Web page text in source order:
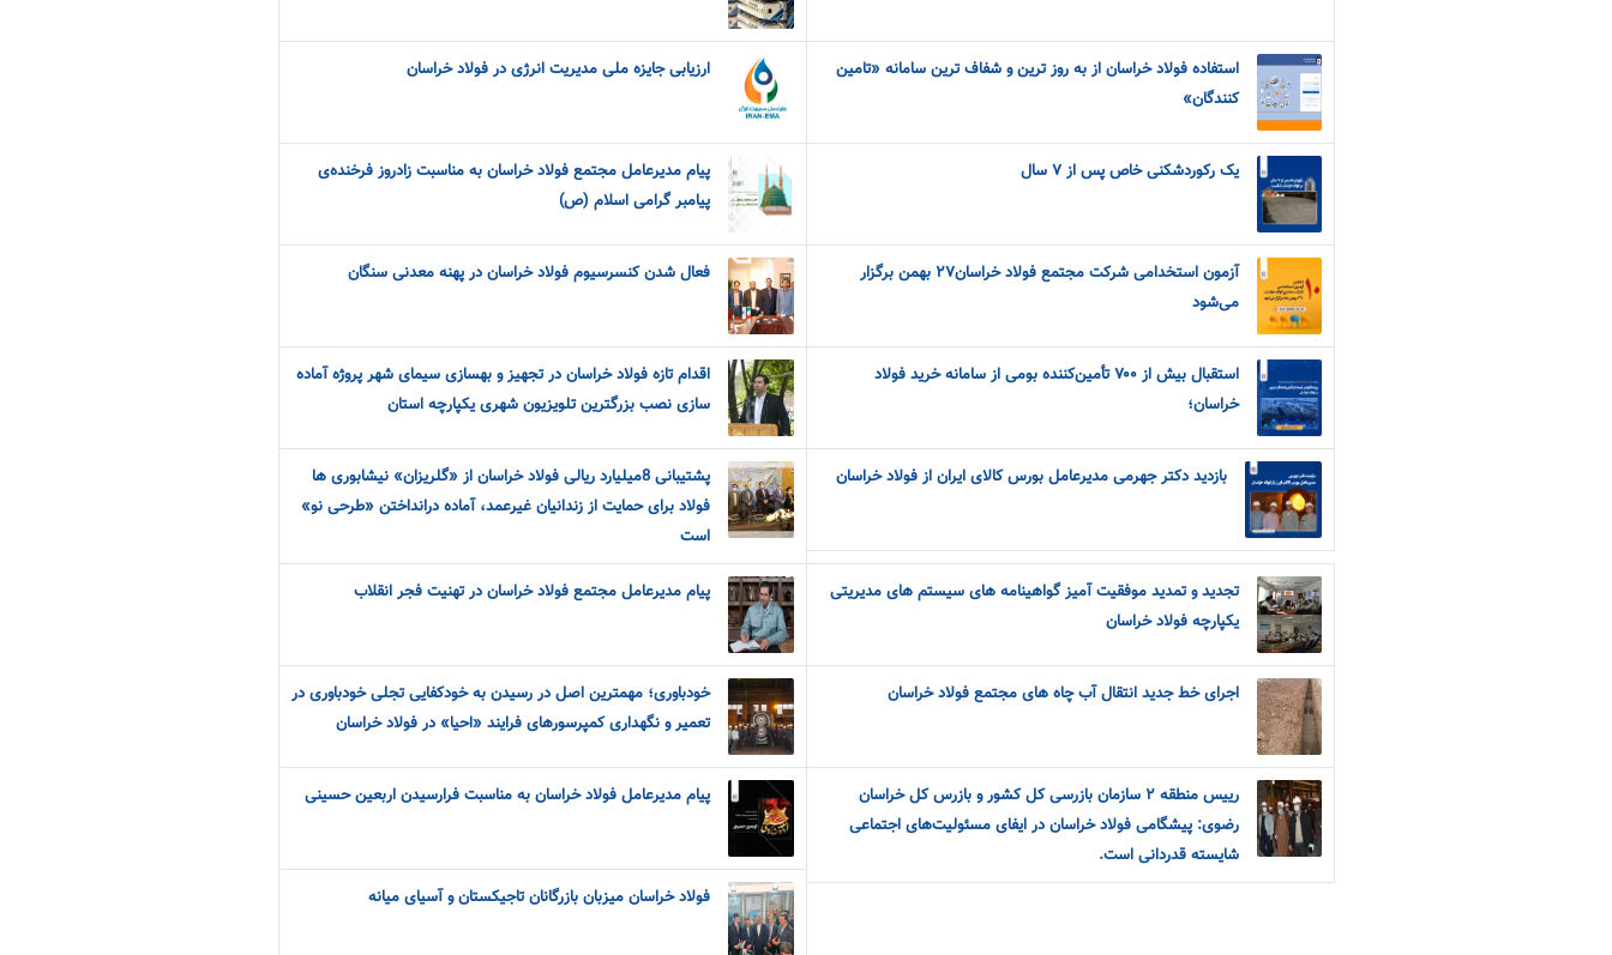
استفاده فولاد خراسان از به روز ترین و شفاف ترین سامانه «تامین
کنندگان»
ارزیابی جایزه ملی مدیریت انرژی در فولاد خراسان
یک رکوردشکنی خاص پس از ۷ سال
پیام مدیرعامل مجتمع فولاد خراسان به مناسبت زادروز فرخنده‌ی
پیامبر گرامی اسلام (ص)
آزمون استخدامی شرکت مجتمع فولاد خراسان۲۷ بهمن برگزار
می‌شود
فعال شدن کنسرسیوم فولاد خراسان در پهنه معدنی سنگان
استقبال بیش از ۷۰۰ تأمین‌کننده بومی از سامانه خرید فولاد
خراسان؛
اقدام تازه فولاد خراسان در تجهیز و بهسازی سیمای شهر پروژه آماده
سازی نصب بزرگترین تلویزیون شهری یکپارچه استان
بازدید دکتر جهرمی مدیرعامل بورس کالای ایران از فولاد خراسان
پشتیبانی 8میلیارد ریالی فولاد خراسان از «گلریزان» نیشابوری ها
فولاد برای حمایت از زندانیان غیرعمد، آماده درانداختن «طرحی نو»
است
تجدید و تمدید موفقیت آمیز گواهینامه های سیستم های مدیریتی
یکپارچه فولاد خراسان
پیام مدیرعامل مجتمع فولاد خراسان در تهنیت فجر انقلاب
اجرای خط جدید انتقال آب چاه های مجتمع فولاد خراسان
خودباوری؛ مهمترین اصل در رسیدن به خودکفایی تجلی خودباوری در
تعمیر و نگهداری کمپرسورهای فرایند «احیا» در فولاد خراسان
رییس منطقه ٢ سازمان بازرسی کل کشور و بازرس کل خراسان
رضوی: پیشگامی فولاد خراسان در ایفای مسئولیت‌های اجتماعی
شایسته قدردانی است.
پیام مدیرعامل فولاد خراسان به مناسبت فرارسیدن اربعین حسینی
فولاد خراسان میزبان بازرگانان تاجیکستان و آسیای میانه